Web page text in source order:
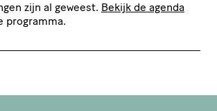
zijn al geweest. Bekijk de agenda
programma.